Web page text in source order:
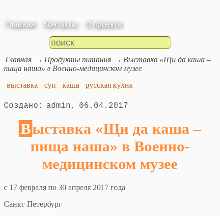
Главная Контакты О проекте
Главная Продукты питания
Выставка «Щи да каша –
пища наша» в Военно-медицинском музее
выставка
суп каша русская кухня
admin 06.04.2017
Выставка «Щи да каша –
пища наша» в Военно-
медицинском музее
c 17 февраля по 30 апреля 2017 года
Санкт-Петербург